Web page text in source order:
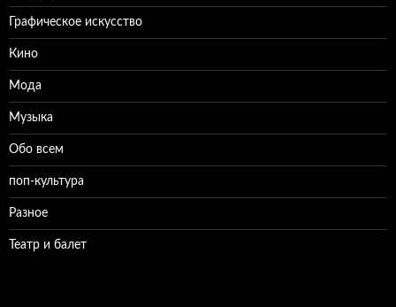
Графическое искусство
Кино
Мода
Музыка
Обо всем
поп-культура
Разное
Театр и балет